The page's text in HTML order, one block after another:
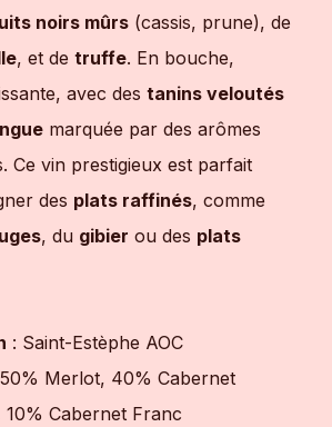
noirs mûrs (cassis, prune), de
, et de truffe. En bouche,
avec des tanins veloutés
marquée par des arômes
Ce vin prestigieux est parfait
des plats raffinés, comme
, du gibier ou des plats
: Saint-Estèphe AOC
Merlot, 40% Cabernet
10% Cabernet Franc